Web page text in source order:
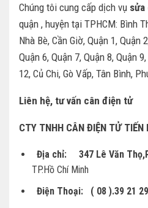
Chúng tôi cung cấp dịch vụ
quận , huyện tại TPHCM: Bình
Nhà Bè, Cần Giờ, Quận 1, Quận
Quận 6, Quận 7, Quận 8, Quận
12, Củ Chi, Gò Vấp, Tân Bình,
Liên hệ, tư vấn cân điện tử
CTY TNHH CÂN ĐIỆN TỬ TIẾN
Địa chỉ: 347 Lê Văn
TP.Hồ Chí Minh
Điện Thoại: ( 08 ).39 21